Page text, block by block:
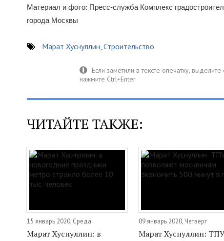
Материал и фото: Пресс-служба Комплекс
города Москвы
Марат Хуснуллин, Строительство
ЧИТАЙТЕ ТАКЖЕ:
15 январь 2020, Среда
Марат Хуснуллин: в
09 январь 2020, Четверг
Марат Хуснуллин: